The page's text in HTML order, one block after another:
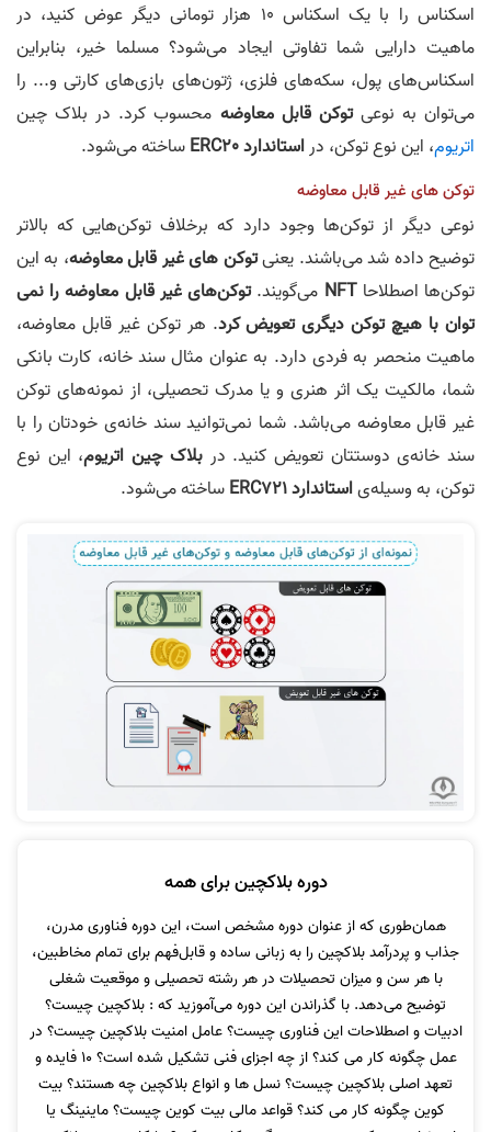
اسکناس را با یک اسکناس 10 هزار تومانی دیگر عوض کنید، در
ماهیت دارایی شما تفاوتی ایجاد می‌شود؟ مسلما خیر، بنابراین
اسکناس‌های پول، سکه‌های فلزی، ژتون‌های بازی‌های کارتی و... را
می‌توان به نوعیتوکن قابل معاوضه محسوب کرد. در بلاک چین
اتریوم، این نوع توکن، دراستاندارد ERC20 ساخته می‌شود.
توکن های غیر قابل معاوضه
نوعی دیگر از توکن‌ها وجود دارد که برخلاف توکن‌هایی که بالاتر
توضیح داده شد می‌باشند. یعنیتوکن های غیر قابل معاوضه، به این
توکن‌ها اصطلاحاNFT می‌گویند.توکن‌های غیر قابل معاوضه را نمی
توان با هیچ توکن دیگری تعویض کرد. هر توکن غیر قابل معاوضه،
ماهیت منحصر به فردی دارد. به عنوان مثال سند خانه، کارت بانکی
شما، مالکیت یک اثر هنری و یا مدرک تحصیلی، از نمونه‌های توکن
غیر قابل معاوضه می‌باشد. شما نمی‌توانید سند خانه‌ی خودتان را با
سند خانه‌ی دوستتان تعویض کنید. دربلاک چین اتریوم، این نوع
توکن، به وسیله‌یاستاندارد ERC721 ساخته می‌شود.
دوره بلاکچین برای همه
همان‌طوری که از عنوان دوره مشخص است، این دوره فناوری مدرن،
جذاب و پردرآمد بلاکچین را به زبانی ساده و قابل‌فهم برای تمام مخاطبین،
با هر سن و میزان تحصیلات در هر رشته تحصیلی و موقعیت شغلی
توضیح می‌دهد. با گذراندن این دوره می‌آموزید که : بلاکچین چیست؟
ادبیات و اصطلاحات این فناوری چیست؟ عامل امنیت بلاکچین چیست؟ در
عمل چگونه کار می کند؟ از چه اجزای فنی تشکیل شده است؟ 10 فایده و
تعهد اصلی بلاکچین چیست؟ نسل ها و انواع بلاکچین چه هستند؟ بیت
کوین چگونه کار می کند؟ قواعد مالی بیت کوین چیست؟ ماینینگ یا